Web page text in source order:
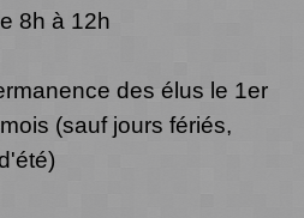
8h à 12h
des élus le 1er
(sauf jours fériés,